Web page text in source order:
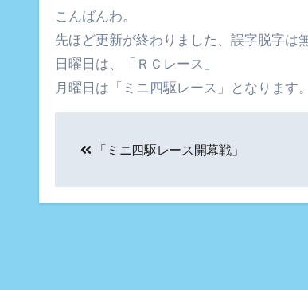
こんばんわ。
先ほど更新が終わりました、誤字脱字は
日曜日は、「ＲＣレース」
月曜日は「ミニ四駆レース」となります。
ナ
「ミニ四駆レース開幕戦」